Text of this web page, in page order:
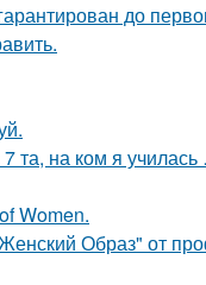
до
та, на ком я
Women.
Образ" от